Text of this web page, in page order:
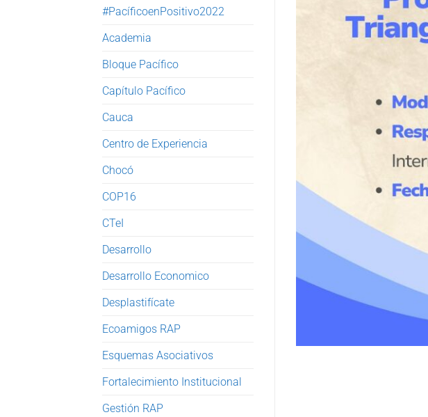
#PacíficoenPositivo2022
Academia
Bloque Pacífico
Capítulo Pacífico
Cauca
Centro de Experiencia
Chocó
COP16
CTeI
Desarrollo
Desarrollo Economico
Desplastifícate
Ecoamigos RAP
Esquemas Asociativos
Fortalecimiento Institucional
Gestión RAP